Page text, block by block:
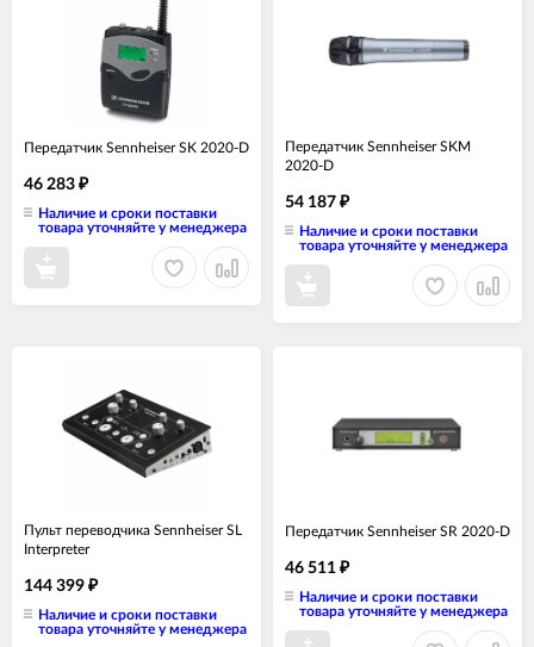
Передатчик Sennheiser SK 2020-D
46 283 ₽
Наличие и сроки поставки
товара уточняйте у менеджера
Передатчик Sennheiser SKM
2020-D
54 187 ₽
Наличие и сроки поставки
товара уточняйте у менеджера
Пульт переводчика Sennheiser SL
Interpreter
144 399 ₽
Наличие и сроки поставки
товара уточняйте у менеджера
Передатчик Sennheiser SR 2020-D
46 511 ₽
Наличие и сроки поставки
товара уточняйте у менеджера